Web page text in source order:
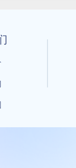
拆车件，擎天拆车
号-17 公安部